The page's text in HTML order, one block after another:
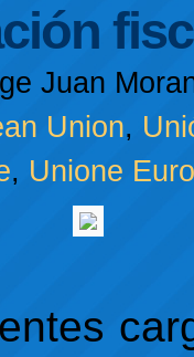
Juan
Union,
, Unione